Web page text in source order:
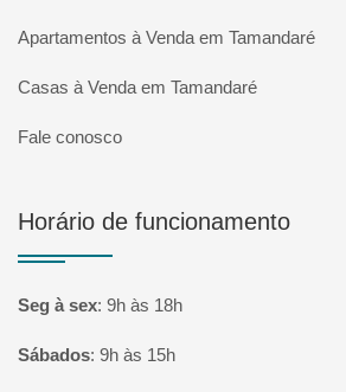
Apartamentos à Venda em Tamandaré
Casas à Venda em Tamandaré
Fale conosco
Horário de funcionamento
Seg à sex: 9h às 18h
Sábados: 9h às 15h